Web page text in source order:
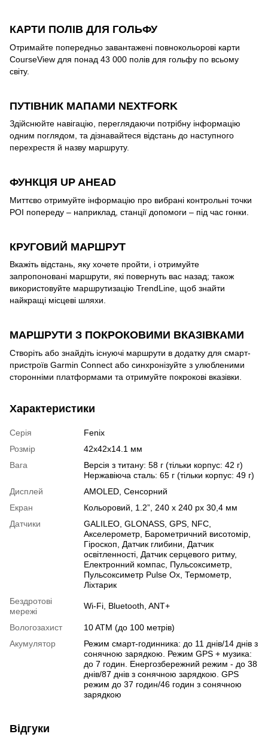
КАРТИ ПОЛІВ ДЛЯ ГОЛЬФУ
Отримайте попередньо завантажені повнокольорові карти
CourseView для понад 43 000 полів для гольфу по всьому
світу.
ПУТІВНИК МАПАМИ NEXTFORK
Здійснюйте навігацію, переглядаючи потрібну інформацію
одним поглядом, та дізнавайтеся відстань до наступного
перехрестя й назву маршруту.
ФУНКЦІЯ UP AHEAD
Миттєво отримуйте інформацію про вибрані контрольні точки
POI попереду – наприклад, станції допомоги – під час гонки.
КРУГОВИЙ МАРШРУТ
Вкажіть відстань, яку хочете пройти, і отримуйте
запропоновані маршрути, які повернуть вас назад; також
використовуйте маршрутизацію TrendLine, щоб знайти
найкращі місцеві шляхи.
МАРШРУТИ З ПОКРОКОВИМИ ВКАЗІВКАМИ
Створіть або знайдіть існуючі маршрути в додатку для смарт-
пристроїв Garmin Connect або синхронізуйте з улюбленими
сторонніми платформами та отримуйте покрокові вказівки.
Характеристики
Серія
Fenix
Розмір
42x42x14.1 мм
Вага
Версія з титану: 58 г (тільки корпус: 42 г)
Нержавіюча сталь: 65 г (тільки корпус: 49 г)
Дисплей
AMOLED Сенсорний
Екран
Кольоровий, 1.2”, 240 x 240 px 30,4 мм
Датчики
GALILEO GLONASS GPS NFC
Акселерометр Барометричний висотомір
Гіроскоп
Датчик глибини
Датчик
освітленності Датчик серцевого ритму,
Електронний компас Пульсоксиметр
Пульсоксиметр Pulse Ox Термометр
Ліхтарик
Бездротові
мережі
Wi-Fi Bluetooth ANT+
Вологозахист
10 ATM (до 100 метрів)
Акумулятор
Режим смарт-годинника: до 11 днів/14 днів з
сонячною зарядкою. Режим GPS + музика:
до 7 годин. Енергозбережний режим - до 38
днів/87 днів з сонячною зарядкою. GPS
режим до 37 годин/46 годин з сонячною
зарядкою
Відгуки